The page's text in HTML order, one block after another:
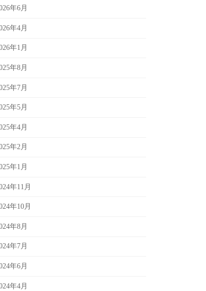
年6月
年4月
年1月
年8月
年7月
年5月
年4月
年2月
年1月
年11月
年10月
年8月
年7月
年6月
年4月